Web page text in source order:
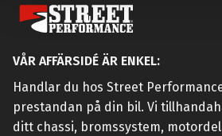
VÅR AFFÄRSIDÉ ÄR ENKEL:
Handlar du hos Street
prestandan på din bil. Vi
ditt chassi, bromssystem,